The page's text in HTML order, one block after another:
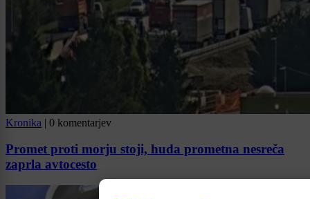
Kronika | 0 komentarjev
Promet proti morju stoji, huda prometna nesreča
zaprla avtocesto